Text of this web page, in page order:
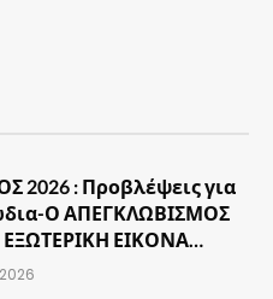
2026 : Προβλέψεις για
Ο ΑΠΕΓΚΛΩΒΙΣΜΟΣ
ΕΙΚΟΝΑ…